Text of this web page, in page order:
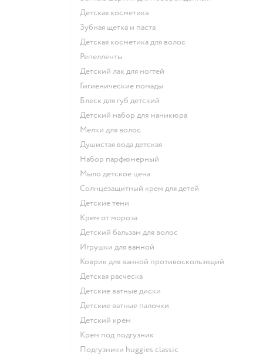
детская косметика
зубная щетка и паста
детская косметика для волос
репелленты
детский лак для ногтей
гигиенические помады
блеск для губ детский
детский набор для маникюра
мелки для волос
душистая вода детская
набор парфюмерный
мыло детское цена
солнцезащитный крем для детей
детские тени
крем от мороза
детский бальзам для волос
игрушки для ванной
коврик для ванной противоскользящий
детская расческа
детские ватные диски
детские ватные палочки
детский крем
крем под подгузник
подгузники huggies classic